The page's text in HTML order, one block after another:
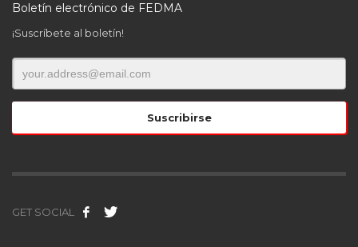
Boletín electrónico de FEDMA
¡Suscríbete al boletín!
GET SOCIAL